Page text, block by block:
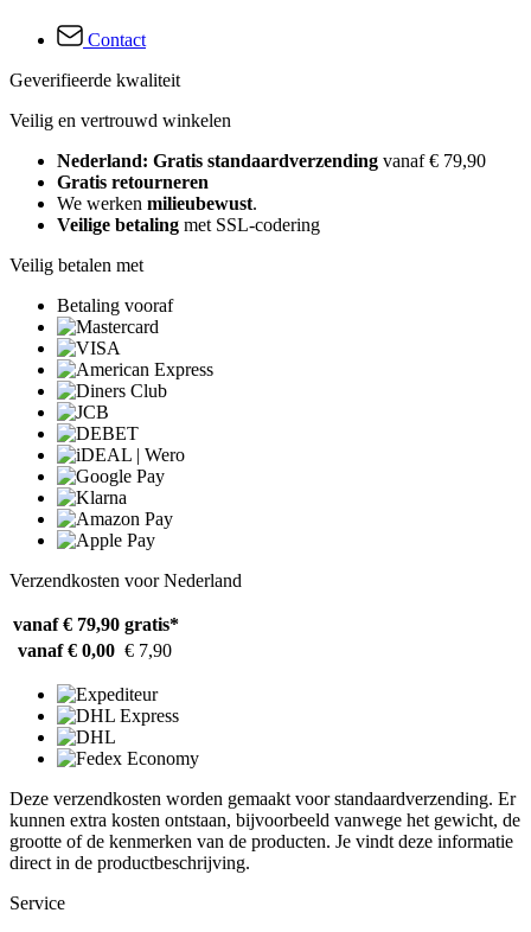
Contact
Geverifieerde kwaliteit
Veilig en vertrouwd winkelen
Nederland: Gratis standaardverzending vanaf € 79,90
Gratis retourneren
We werken milieubewust.
Veilige betaling met SSL-codering
Veilig betalen met
Betaling vooraf
Verzendkosten voor Nederland
vanaf € 79,90 gratis*
vanaf € 0,00 € 7,90
Deze verzendkosten worden gemaakt voor standaardverzending. Er
kunnen extra kosten ontstaan, bijvoorbeeld vanwege het gewicht, de
grootte of de kenmerken van de producten. Je vindt deze informatie
direct in de productbeschrijving.
Service